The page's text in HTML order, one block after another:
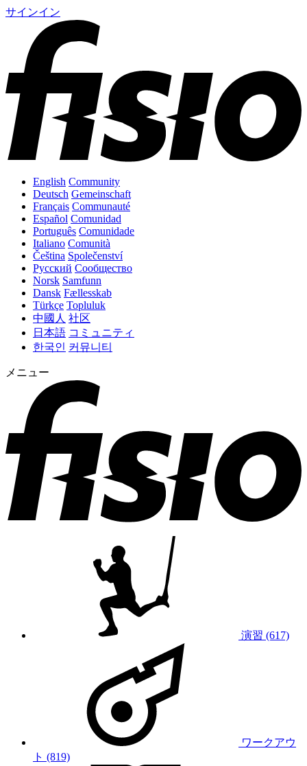
サインイン
English Community
Deutsch Gemeinschaft
Français Communauté
Español Comunidad
Português Comunidade
Italiano Comunità
Čeština Společenství
Русский Сообщество
Norsk Samfunn
Dansk Fællesskab
Türkçe Topluluk
中國人 社区
日本語 コミュニティ
한국인 커뮤니티
メニュー
演習 (617)
ワークアウ
ト (819)